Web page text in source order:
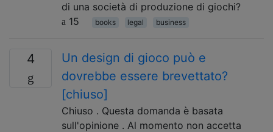
di una società di produzione di giochi?
15
books legal business
4
Un design di gioco può e
dovrebbe essere brevettato?
[chiuso]
Chiuso . Questa domanda è basata
sull'opinione . Al momento non accetta